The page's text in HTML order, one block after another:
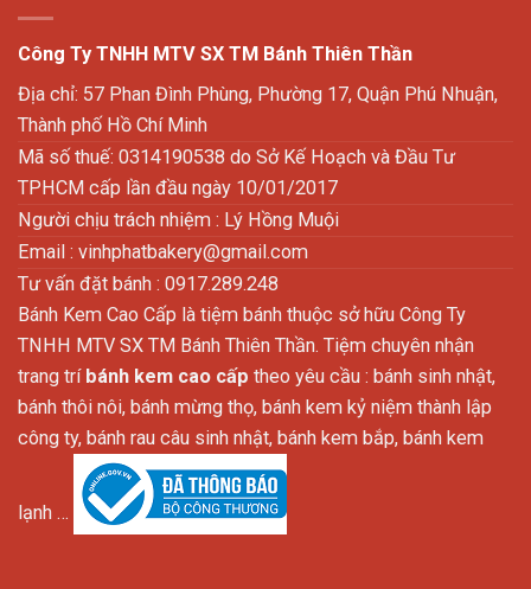
Công Ty TNHH MTV SX TM Bánh Thiên Thần
Địa chỉ: 57 Phan Đình Phùng, Phường 17, Quận Phú Nhuận,
Thành phố Hồ Chí Minh
Mã số thuế: 0314190538 do Sở Kế Hoạch và Đầu Tư
TPHCM cấp lần đầu ngày 10/01/2017
Người chịu trách nhiệm : Lý Hồng Muội
Email : vinhphatbakery@gmail.com
Tư vấn đặt bánh : 0917.289.248
Bánh Kem Cao Cấp là tiệm bánh thuộc sở hữu Công Ty
TNHH MTV SX TM Bánh Thiên Thần. Tiệm chuyên nhận
trang trí bánh kem cao cấp theo yêu cầu : bánh sinh nhật,
bánh thôi nôi, bánh mừng thọ, bánh kem kỷ niệm thành lập
công ty, bánh rau câu sinh nhật, bánh kem bắp, bánh kem
lạnh …